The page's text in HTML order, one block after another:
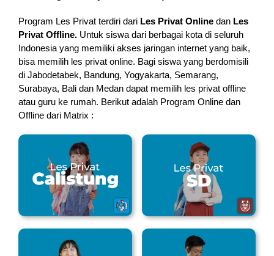
Program Les Privat terdiri dari Les Privat Online dan Les
Privat Offline. Untuk siswa dari berbagai kota di seluruh
Indonesia yang memiliki akses jaringan internet yang baik,
bisa memilih les privat online. Bagi siswa yang berdomisili
di Jabodetabek, Bandung, Yogyakarta, Semarang,
Surabaya, Bali dan Medan dapat memilih les privat offline
atau guru ke rumah. Berikut adalah Program Online dan
Offline dari Matrix :